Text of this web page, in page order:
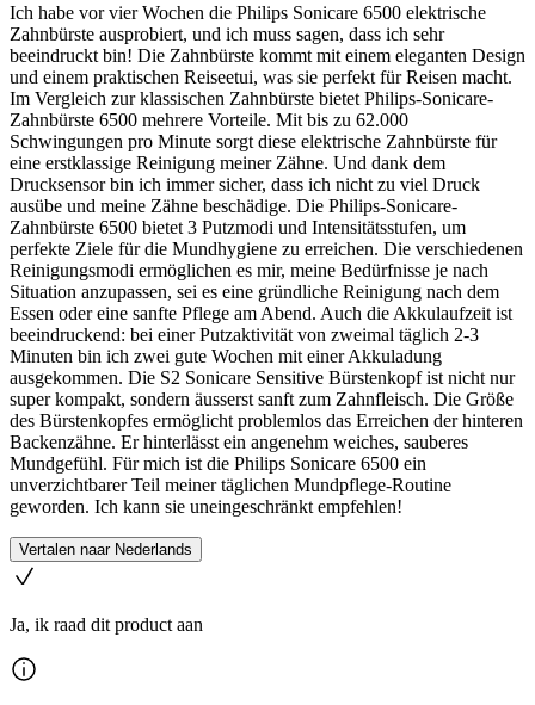
Ich habe vor vier Wochen die Philips Sonicare 6500 elektrische
Zahnbürste ausprobiert, und ich muss sagen, dass ich sehr
beeindruckt bin! Die Zahnbürste kommt mit einem eleganten Design
und einem praktischen Reiseetui, was sie perfekt für Reisen macht.
Im Vergleich zur klassischen Zahnbürste bietet Philips-Sonicare-
Zahnbürste 6500 mehrere Vorteile. Mit bis zu 62.000
Schwingungen pro Minute sorgt diese elektrische Zahnbürste für
eine erstklassige Reinigung meiner Zähne. Und dank dem
Drucksensor bin ich immer sicher, dass ich nicht zu viel Druck
ausübe und meine Zähne beschädige. Die Philips-Sonicare-
Zahnbürste 6500 bietet 3 Putzmodi und Intensitätsstufen, um
perfekte Ziele für die Mundhygiene zu erreichen. Die verschiedenen
Reinigungsmodi ermöglichen es mir, meine Bedürfnisse je nach
Situation anzupassen, sei es eine gründliche Reinigung nach dem
Essen oder eine sanfte Pflege am Abend. Auch die Akkulaufzeit ist
beeindruckend: bei einer Putzaktivität von zweimal täglich 2-3
Minuten bin ich zwei gute Wochen mit einer Akkuladung
ausgekommen. Die S2 Sonicare Sensitive Bürstenkopf ist nicht nur
super kompakt, sondern äusserst sanft zum Zahnfleisch. Die Größe
des Bürstenkopfes ermöglicht problemlos das Erreichen der hinteren
Backenzähne. Er hinterlässt ein angenehm weiches, sauberes
Mundgefühl. Für mich ist die Philips Sonicare 6500 ein
unverzichtbarer Teil meiner täglichen Mundpflege-Routine
geworden. Ich kann sie uneingeschränkt empfehlen!
Vertalen naar Nederlands
Ja, ik raad dit product aan